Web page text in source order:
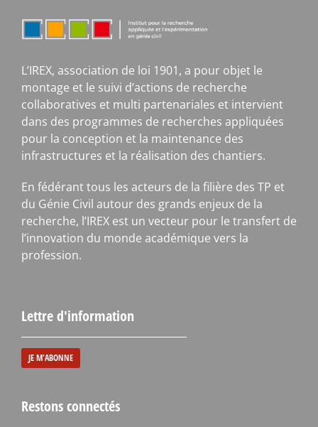
L’IREX, association de loi 1901, a pour objet le
montage et le suivi d’actions de recherche
collaboratives et multi partenariales et intervient
dans des programmes de recherches appliquées
pour la conception et la maintenance des
infrastructures et la réalisation des chantiers.
En fédérant tous les acteurs de la filière des TP et
du Génie Civil autour des grands enjeux de la
recherche, l’IREX est un vecteur pour le transfert de
l’innovation du monde académique vers la
profession.
Lettre d'information
JE M'ABONNE
Restons connectés